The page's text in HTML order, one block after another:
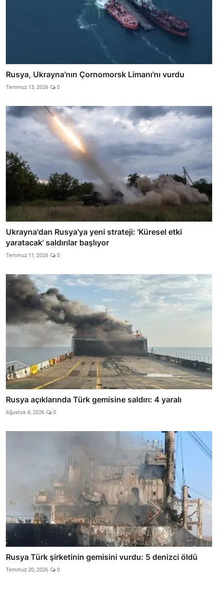
Rusya, Ukrayna'nın Çornomorsk Limanı'nı vurdu
Temmuz 13, 2026 0
Ukrayna'dan Rusya'ya yeni strateji: 'Küresel etki
yaratacak' saldırılar başlıyor
Temmuz 11, 2026 0
Rusya açıklarında Türk gemisine saldırı: 4 yaralı
Ağustos 4, 2026 0
Rusya Türk şirketinin gemisini vurdu: 5 denizci öldü
Temmuz 20, 2026 0